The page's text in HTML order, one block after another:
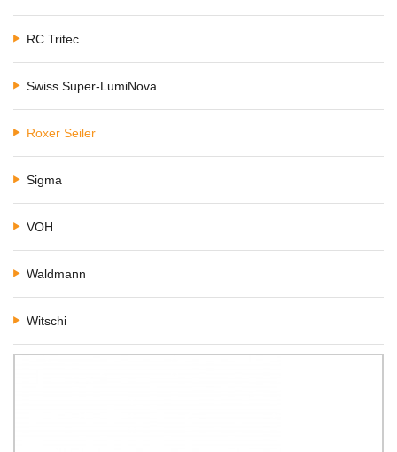
RC Tritec
Swiss Super-LumiNova
Roxer Seiler
Sigma
VOH
Waldmann
Witschi